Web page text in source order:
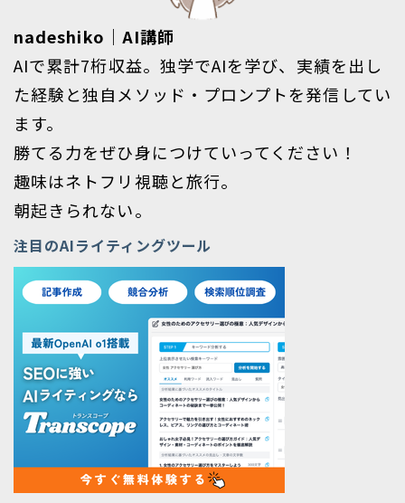
nadeshiko｜AI講師
AIで累計7桁収益。独学でAIを学び、実績を出し
た経験と独自メソッド・プロンプトを発信してい
ます。
勝てる力をぜひ身につけていってください！
趣味はネトフリ視聴と旅行。
朝起きられない。
注目のAIライティングツール